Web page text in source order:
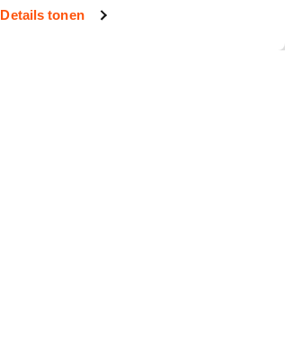
Details tonen